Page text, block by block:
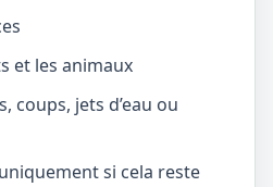
et les animaux
coups, jets d’eau ou
si cela reste